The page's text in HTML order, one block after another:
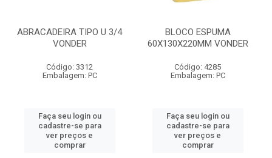
ABRACADEIRA TIPO U 3/4
VONDER
Código: 3312
Embalagem: PC
Faça seu login ou
cadastre-se para
ver preços e
comprar
BLOCO ESPUMA
60X130X220MM VONDER
Código: 4285
Embalagem: PC
Faça seu login ou
cadastre-se para
ver preços e
comprar